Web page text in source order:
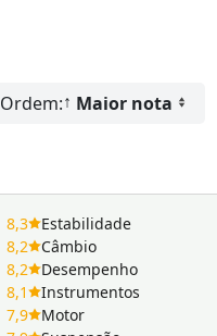
Ordem:↑ Maior nota
8,3
8,2
8,2
8,1
7,9
Estabilidade
Câmbio
Desempenho
Instrumentos
Motor